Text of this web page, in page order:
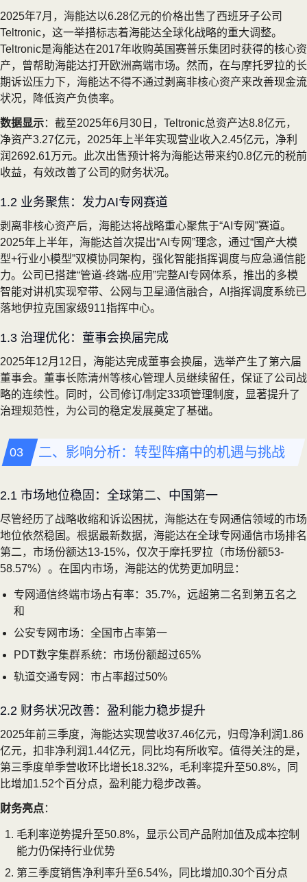
2025年7月，海能达以6.28亿元的价格出售了西班牙子公司
Teltronic，这一举措标志着海能达全球化战略的重大调整。
Teltronic是海能达在2017年收购英国赛普乐集团时获得的核心资
产，曾帮助海能达打开欧洲高端市场。然而，在与摩托罗拉的长
期诉讼压力下，海能达不得不通过剥离非核心资产来改善现金流
状况，降低资产负债率。
数据显示：截至2025年6月30日，Teltronic总资产达8.8亿元，
净资产3.27亿元，2025年上半年实现营业收入2.45亿元，净利
润2692.61万元。此次出售预计将为海能达带来约0.8亿元的税前
收益，有效改善了公司的财务状况。
1.2 业务聚焦：发力AI专网赛道
剥离非核心资产后，海能达将战略重心聚焦于“AI专网”赛道。
2025年上半年，海能达首次提出“AI专网”理念，通过“国产大模
型+行业小模型”双模协同架构，强化智能指挥调度与应急通信能
力。公司已搭建“管道-终端-应用”完整AI专网体系，推出的多模
智能对讲机实现窄带、公网与卫星通信融合，AI指挥调度系统已
落地伊拉克国家级911指挥中心。
1.3 治理优化：董事会换届完成
2025年12月12日，海能达完成董事会换届，选举产生了第六届
董事会。董事长陈清州等核心管理人员继续留任，保证了公司战
略的连续性。同时，公司修订/制定33项管理制度，显著提升了
治理规范性，为公司的稳定发展奠定了基础。
二、影响分析：转型阵痛中的机遇与挑战
2.1 市场地位稳固：全球第二、中国第一
尽管经历了战略收缩和诉讼困扰，海能达在专网通信领域的市场
地位依然稳固。根据最新数据，海能达在全球专网通信市场排名
第二，市场份额达13-15%，仅次于摩托罗拉（市场份额53-
58.57%）。在国内市场，海能达的优势更加明显：
专网通信终端市场占有率：35.7%，远超第二名到第五名之
和
公安专网市场：全国市占率第一
PDT数字集群系统：市场份额超过65%
轨道交通专网：市占率超过50%
2.2 财务状况改善：盈利能力稳步提升
2025年前三季度，海能达实现营收37.46亿元，归母净利润1.86
亿元，扣非净利润1.44亿元，同比均有所收窄。值得关注的是，
第三季度单季营收环比增长18.32%，毛利率提升至50.8%，同
比增加1.52个百分点，盈利能力稳步改善。
财务亮点：
毛利率逆势提升至50.8%，显示公司产品附加值及成本控制
能力仍保持行业优势
第三季度销售净利率升至6.54%，同比增加0.30个百分点